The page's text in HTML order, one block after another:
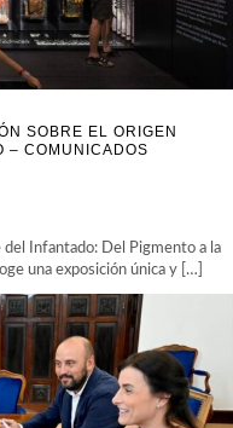
SOBRE EL ORIGEN
– COMUNICADOS
Infantado: Del Pigmento a la
una exposición única y […]